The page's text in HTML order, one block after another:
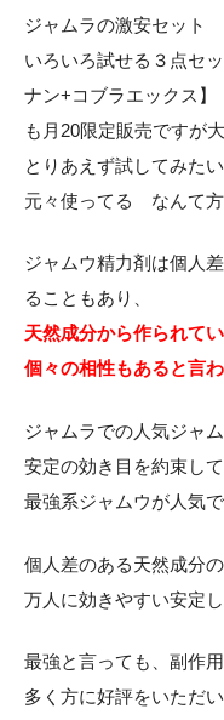
ジャムラの激安セット
いろいろ試せる３点セ
ナン+コブラエックス】
も月20限定販売ですが
とりあえず試してみたい
元々使ってる なんて方
ジャムウ精力剤は個人
ることもあり、
天然成分から作られて
個々の相性もあると言わ
ジャムラでの人気ジャ
安定の効き目を約束し
最強系ジャムウが人気で
個人差のある天然成分
万人に効きやすい安定
最強と言っても、副作
多く方に好評をいただい